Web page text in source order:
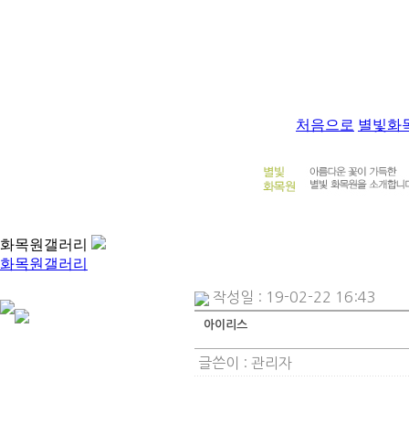
처음으로 별빛화
화목원갤러리
화목원갤러리
작성일 : 19-02-22 16:43
아이리스
글쓴이 : 관리자